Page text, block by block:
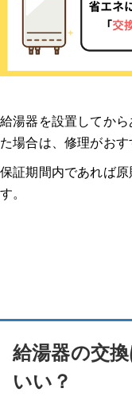
給湯器を設置してか
た場合は、修理がおす
保証期間内であれば
す。
給湯器の交
いい？